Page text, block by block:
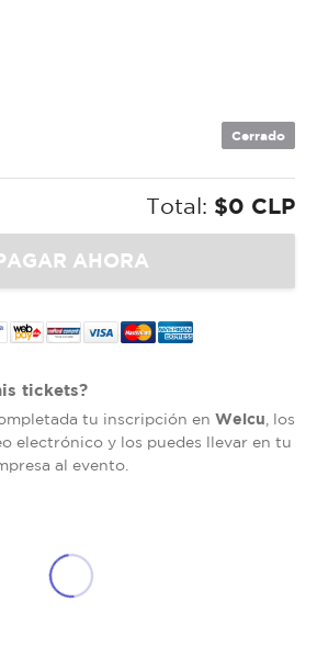
Cerrado
Total: $0 CLP
tickets?
tu inscripción en Welcu , los
electrónico y los puedes llevar en tu
al evento.